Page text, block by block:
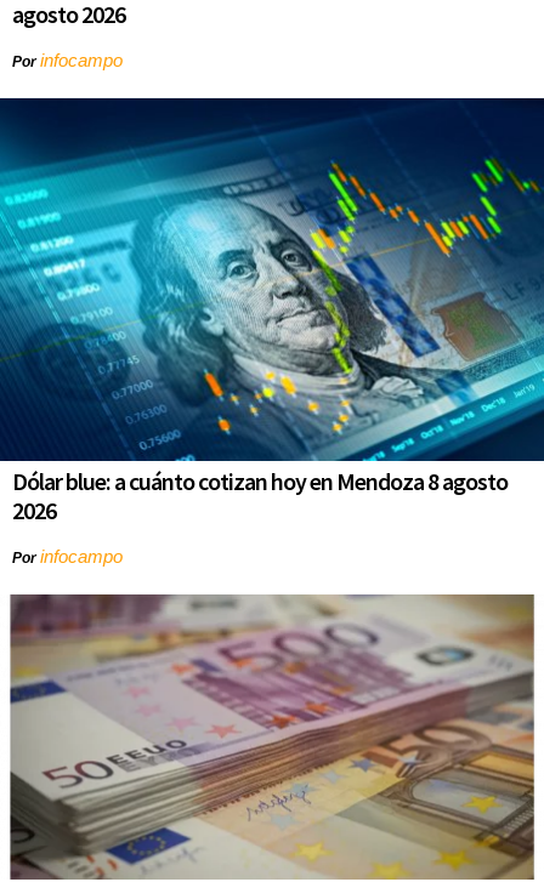
agosto 2026
Porinfocampo
Dólar blue: a cuánto cotizan hoy en Mendoza 8 agosto
2026
Porinfocampo